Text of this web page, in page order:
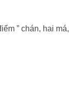
” chán, hai